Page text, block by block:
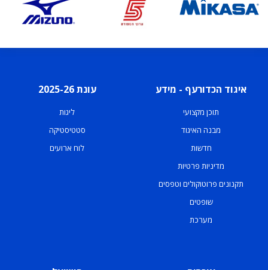
איגוד הכדורעף - מידע
תוכן מקצועי
מבנה האיגוד
חדשות
מדיניות פרטיות
תקנונים פרוטוקולים וטפסים
שופטים
מערכת
עונת 2025-26
ליגות
סטטיסטיקה
לוח ארועים